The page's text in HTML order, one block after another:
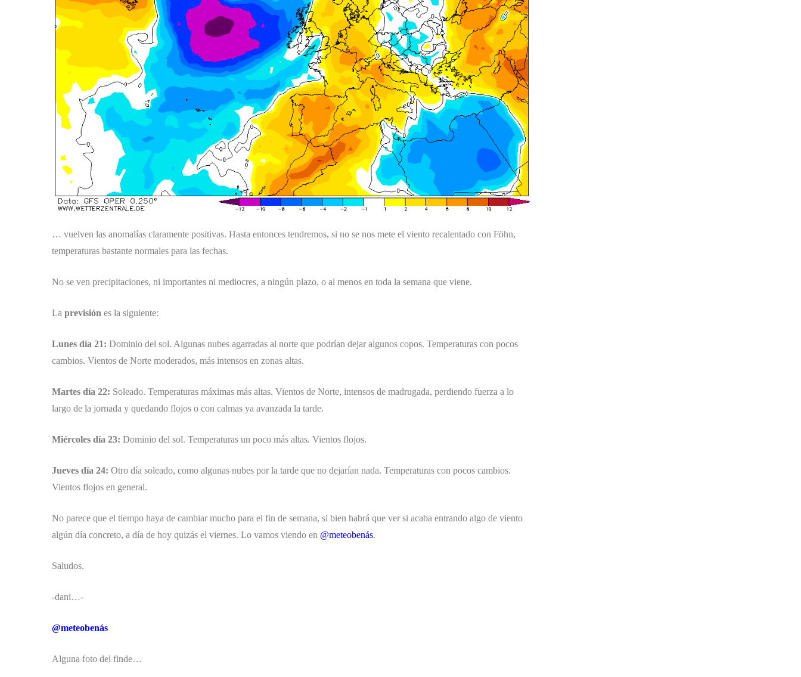
… vuelven las anomalías claramente positivas. Hasta entonces tendremos, si no se nos mete el viento recalentado con Föhn,
temperaturas bastante normales para las fechas.
No se ven precipitaciones, ni importantes ni mediocres, a ningún plazo, o al menos en toda la semana que viene.
La previsión es la siguiente:
Lunes día 21: Dominio del sol. Algunas nubes agarradas al norte que podrían dejar algunos copos. Temperaturas con pocos
cambios. Vientos de Norte moderados, más intensos en zonas altas.
Martes día 22: Soleado. Temperaturas máximas más altas. Vientos de Norte, intensos de madrugada, perdiendo fuerza a lo
largo de la jornada y quedando flojos o con calmas ya avanzada la tarde.
Miércoles día 23: Dominio del sol. Temperaturas un poco más altas. Vientos flojos.
Jueves día 24: Otro día soleado, como algunas nubes por la tarde que no dejarían nada. Temperaturas con pocos cambios.
Vientos flojos en general.
No parece que el tiempo haya de cambiar mucho para el fin de semana, si bien habrá que ver si acaba entrando algo de viento
algún día concreto, a día de hoy quizás el viernes. Lo vamos viendo en @meteobenás.
Saludos.
-dani…-
@meteobenás
Alguna foto del finde…